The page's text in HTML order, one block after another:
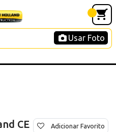
Usar Foto
CE Adicionar Favorito